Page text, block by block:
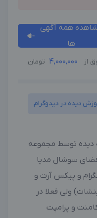
همه آگهی
ها
از 4,000,000 تومان
دیده در دیدوگرام
دیده توسط مجموعه
سوشال مدیا
و پیکس آرت و
ولی فعلا در
و پرامپت